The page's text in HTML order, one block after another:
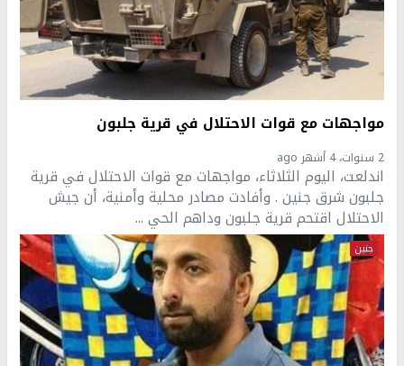
مواجهات مع قوات الاحتلال في قرية جلبون
2 سنوات، 4 أشهر ago
اندلعت، اليوم الثلاثاء، مواجهات مع قوات الاحتلال في قرية
جلبون شرق جنين . وأفادت مصادر محلية وأمنية، أن جيش
الاحتلال اقتحم قرية جلبون وداهم الحي ...
جنين